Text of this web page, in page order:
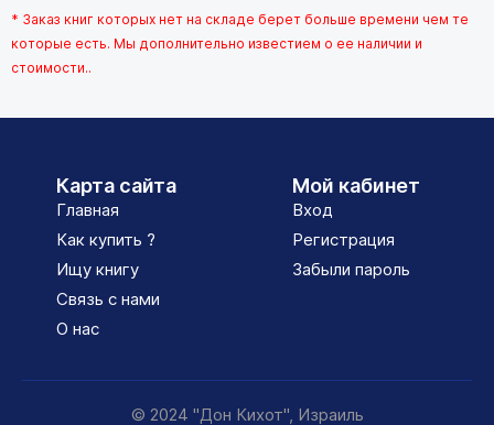
* Заказ книг которых нет на складе берет больше времени чем те
которые есть. Мы дополнительно известием о ее наличии и
стоимости..
Карта сайта
Главная
Как купить ?
Ищу книгу
Связь с нами
О нас
Мой кабинет
Вход
Регистрация
Забыли пароль
© 2024 "Дон Кихот", Израиль